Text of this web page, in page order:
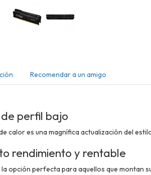
Recomendar a un amigo
perfil bajo
calor es una magnífica actualización del
rendimiento y rentable
la opción perfecta para aquellos que